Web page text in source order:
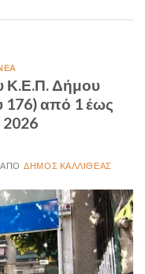
Κ.Ε.Π. Δήμου
176) από 1 έως
ΔΉΜΟΣ ΚΑΛΛΙΘΈΑΣ